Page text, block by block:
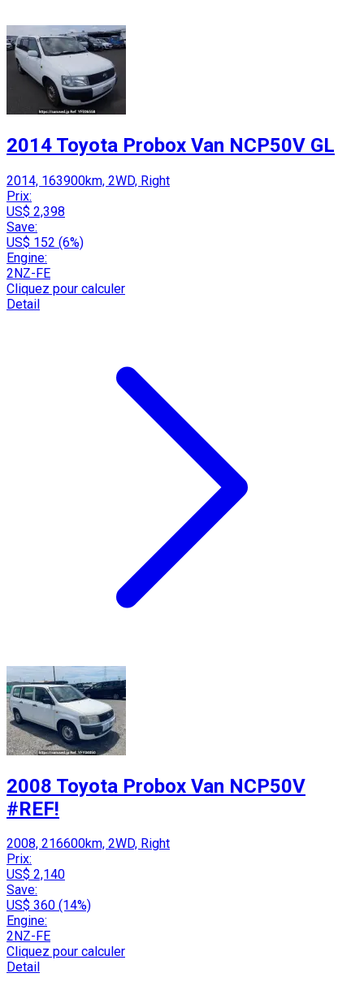
2014 Toyota Probox Van NCP50V GL
2014, 163900km, 2WD, Right
Prix:
US$ 2,398
Save:
US$ 152 (6%)
Engine:
2NZ-FE
Cliquez pour calculer
Detail
2008 Toyota Probox Van NCP50V
#REF!
2008, 216600km, 2WD, Right
Prix:
US$ 2,140
Save:
US$ 360 (14%)
Engine:
2NZ-FE
Cliquez pour calculer
Detail